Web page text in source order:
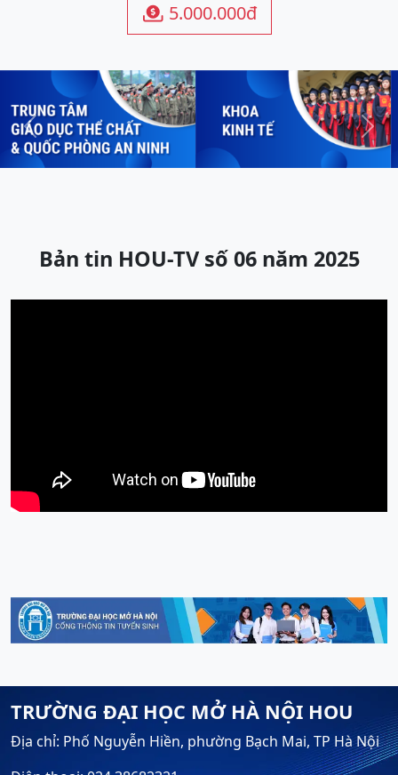
 5.000.000đ
Previous Next
Bản tin HOU-TV số 06 năm 2025
TRƯỜNG ĐẠI HỌC MỞ HÀ NỘI HOU
Địa chỉ: Phố Nguyễn Hiền, phường Bạch Mai, TP Hà Nội